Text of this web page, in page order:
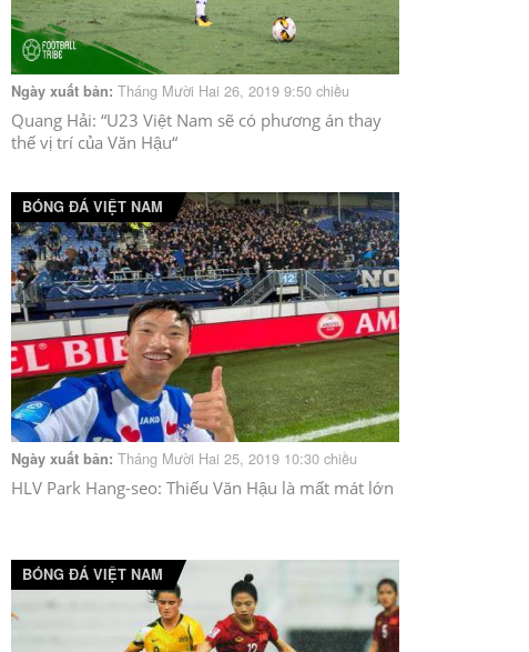
Ngày xuất bản: Tháng Mười Hai 26, 2019 9:50 chiều
Quang Hải: “U23 Việt Nam sẽ có phương án thay
thế vị trí của Văn Hậu“
BÓNG ĐÁ VIỆT NAM
Ngày xuất bản: Tháng Mười Hai 25, 2019 10:30 chiều
HLV Park Hang-seo: Thiếu Văn Hậu là mất mát lớn
BÓNG ĐÁ VIỆT NAM